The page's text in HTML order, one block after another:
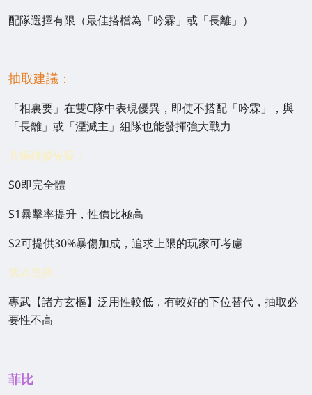
配隊選擇有限（最佳搭檔為「吟霖」或「長離」）
抽取建議：
「相裏要」在雙C隊中表現優異，即使不搭配「吟霖」，與
「長離」或「湮滅主」組隊也能發揮強大戰力
共鳴鏈優先級：
S0即完全體
S1暴擊率提升，性價比極高
S2可提供30%暴傷加成，追求上限的玩家可考慮
武器選擇：
專武【諸方玄樞】泛用性較低，有較好的下位替代，抽取必
要性不高
菲比